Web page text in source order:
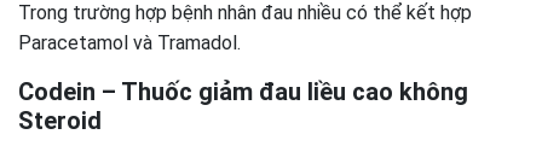
Trong trường hợp bệnh nhân đau nhiều có thể kết hợp
Paracetamol và Tramadol.
Codein – Thuốc giảm đau liều cao không
Steroid